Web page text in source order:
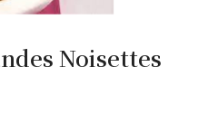
Noisettes